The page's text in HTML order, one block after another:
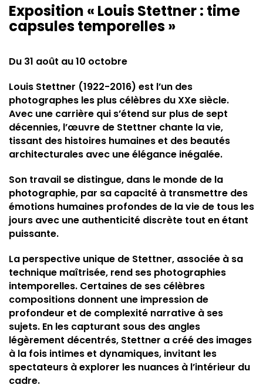
Exposition « Louis Stettner : time
capsules temporelles »
Du 31 août au 10 octobre
Louis Stettner (1922-2016) est l’un des
photographes les plus célèbres du XXe siècle.
Avec une carrière qui s’étend sur plus de sept
décennies, l’œuvre de Stettner chante la vie,
tissant des histoires humaines et des beautés
architecturales avec une élégance inégalée.
Son travail se distingue, dans le monde de la
photographie, par sa capacité à transmettre des
émotions humaines profondes de la vie de tous les
jours avec une authenticité discrète tout en étant
puissante.
La perspective unique de Stettner, associée à sa
technique maîtrisée, rend ses photographies
intemporelles. Certaines de ses célèbres
compositions donnent une impression de
profondeur et de complexité narrative à ses
sujets. En les capturant sous des angles
légèrement décentrés, Stettner a créé des images
à la fois intimes et dynamiques, invitant les
spectateurs à explorer les nuances à l’intérieur du
cadre.